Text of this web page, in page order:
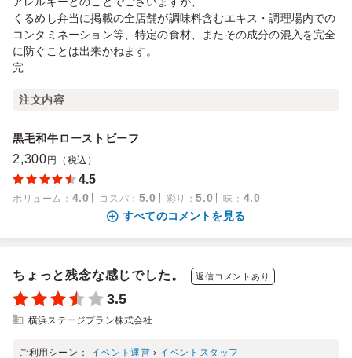
くるめし弁当に掲載の全店舗が調味料含むエキス・調理場内での
コンタミネーション等、特定の食材、またその成分の混入を完全
に防ぐことは出来かねます。
完...
注文内容
黒毛和牛ローストビーフ
2,300 円（税込）
4.5
ボリューム ： 4.0 コスパ ： 5.0 彩り ：5.0 味 ： 4.0
すべてのコメントを見る
ちょっと残念な感じでした。 返信コメントあり
3.5
横浜ステージプラン株式会社
ご利用シーン： イベント運営 › イベントスタッフ